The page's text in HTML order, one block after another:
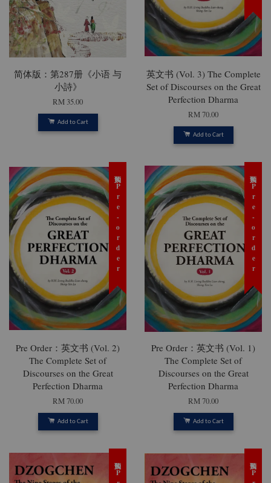
简体版：第287册《小语 与
小詩》
RM 35.00
Add to Cart
英文书 (Vol. 3) The Complete
Set of Discourses on the Great
Perfection Dharma
RM 70.00
Add to Cart
预购 Pre-order
Pre Order：英文书 (Vol. 2)
The Complete Set of
Discourses on the Great
Perfection Dharma
RM 70.00
Add to Cart
预购 Pre-order
Pre Order：英文书 (Vol. 1)
The Complete Set of
Discourses on the Great
Perfection Dharma
RM 70.00
Add to Cart